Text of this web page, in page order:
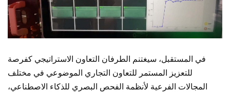
في المستقبل، سيغتنم الطرفان التعاون الاستراتيجي كفرصة
للتعزيز المستمر للتعاون التجاري الموضوعي في مختلف
المجالات الفرعية لأنظمة الفحص البصري للذكاء الاصطناعي،